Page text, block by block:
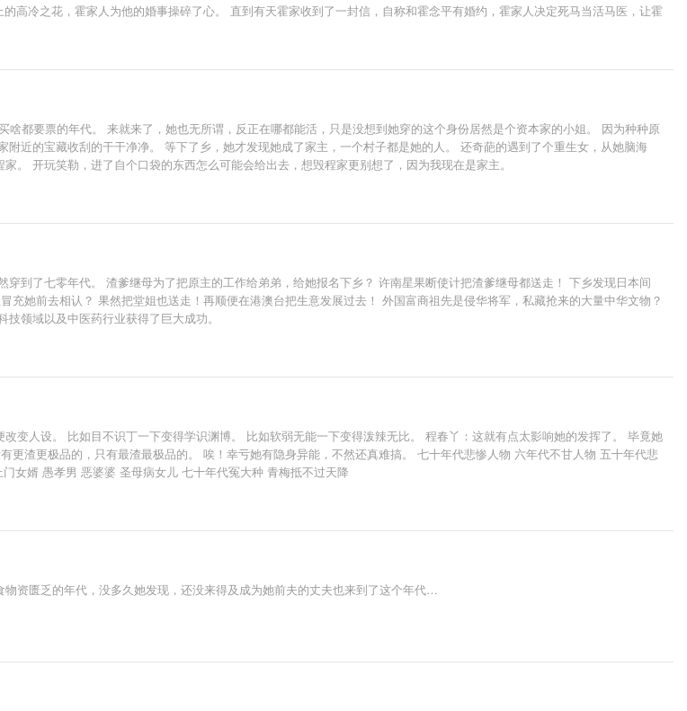
冷之花，霍家人为他的婚事操碎了心。 直到有天霍家收到了一封信，自称和霍念平有婚约，霍家人决定死马当活马医，让霍
都要票的年代。 来就来了，她也无所谓，反正在哪都能活，只是没想到她穿的这个身份居然是个资本家的小姐。 因为种种原
近的宝藏收刮的干干净净。 等下了乡，她才发现她成了家主，一个村子都是她的人。 还奇葩的遇到了个重生女，从她脑海
。 开玩笑勒，进了自个口袋的东西怎么可能会给出去，想毁程家更别想了，因为我现在是家主。
到了七零年代。 渣爹继母为了把原主的工作给弟弟，给她报名下乡？ 许南星果断使计把渣爹继母都送走！ 下乡发现日本间
她前去相认？ 果然把堂姐也送走！再顺便在港澳台把生意发展过去！ 外国富商祖先是侵华将军，私藏抢来的大量中华文物？
领域以及中医药行业获得了巨大成功。
变人设。 比如目不识丁一下变得学识渊博。 比如软弱无能一下变得泼辣无比。 程春丫：这就有点太影响她的发挥了。 毕竟她
渣更极品的，只有最渣最极品的。 唉！幸亏她有隐身异能，不然还真难搞。 七十年代悲惨人物 六年代不甘人物 五十年代悲
女婿 愚孝男 恶婆婆 圣母病女儿 七十年代冤大种 青梅抵不过天降
资匮乏的年代，没多久她发现，还没来得及成为她前夫的丈夫也来到了这个年代…